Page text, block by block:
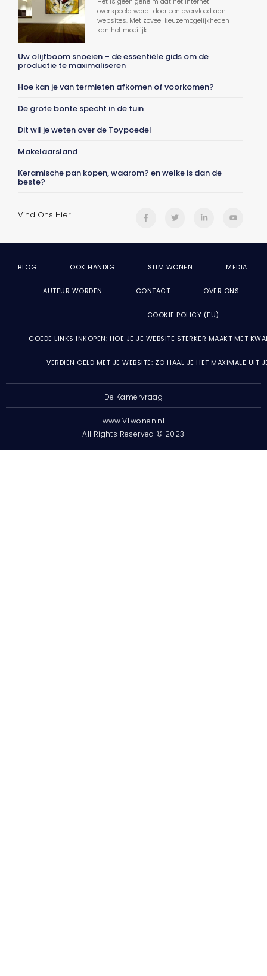
overspoeld wordt door een overvloed aan
websites. Met zoveel keuzemogelijkheden
kan het moeilijk
Uw olijfboom snoeien – de essentiële gids om de
productie te maximaliseren
Hoe kan je van termieten afkomen of voorkomen?
De grote bonte specht in de tuin
Dit wil je weten over de Toypoedel
Makelaarsland
Keramische pan kopen, waarom? en welke is dan de
beste?
Vind Ons Hier
BLOG OOK HANDIG SLIM WONEN MEDIA
AUTEUR WORDEN CONTACT OVER ONS
COOKIE POLICY (EU)
GOEDE LINKS INKOPEN: HOE JE JE WEBSITE STERKER MAAKT MET
VERDIEN GELD MET JE WEBSITE: ZO HAAL JE HET MAXIMALE UIT
De Kamervraag
www.VLwonen.nl
All Rights Reserved © 2023